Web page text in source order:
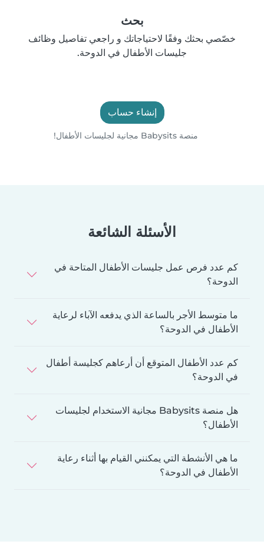
بحث
خصّصي بحثك وفقًا لاحتياجاتك و راجعي تفاصيل وظائف
جليسات الأطفال في الدوحة.
إنشاء حساب
منصة Babysits مجانية لجليسات الأطفال!
الأسئلة الشائعة
كم عدد فرص عمل جليسات الأطفال المتاحة في
الدوحة؟
ما متوسط الأجر بالساعة الذي يدفعه الآباء لرعاية
الأطفال في الدوحة؟
كم عدد الأطفال المتوقع أن أرعاهم كجليسة أطفال
في الدوحة؟
هل منصة Babysits مجانية الاستخدام لجليسات
الأطفال؟
ما هي الأنشطة التي يمكنني القيام بها أثناء رعاية
الأطفال في الدوحة؟